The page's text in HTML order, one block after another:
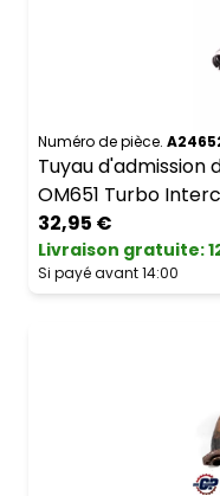
Numéro de pièce.
Tuyau d'admission
OM651 Turbo
32,95 €
Livraison gratuite:
Si payé avant 14:00